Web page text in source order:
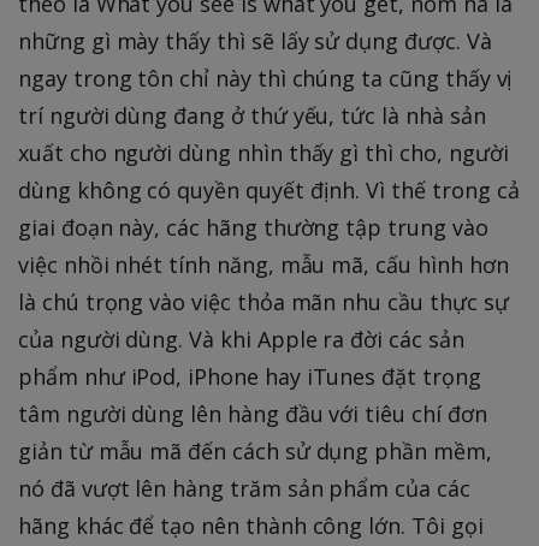
những gì mày thấy thì sẽ lấy sử dụng được. Và
ngay trong tôn chỉ này thì chúng ta cũng thấy vị
trí người dùng đang ở thứ yếu, tức là nhà sản
xuất cho người dùng nhìn thấy gì thì cho, người
dùng không có quyền quyết định. Vì thế trong cả
giai đoạn này, các hãng thường tập trung vào
việc nhồi nhét tính năng, mẫu mã, cấu hình hơn
là chú trọng vào việc thỏa mãn nhu cầu thực sự
của người dùng. Và khi Apple ra đời các sản
phẩm như iPod, iPhone hay iTunes đặt trọng
tâm người dùng lên hàng đầu với tiêu chí đơn
giản từ mẫu mã đến cách sử dụng phần mềm,
nó đã vượt lên hàng trăm sản phẩm của các
hãng khác để tạo nên thành công lớn. Tôi gọi